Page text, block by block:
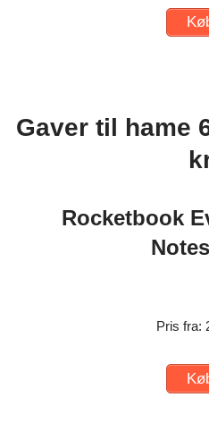
Gaver til hame
Rocketbook
Pris fra: